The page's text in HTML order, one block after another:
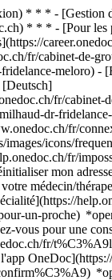
* * * - [Gestion
* * * - [Pour les
fr/cabinet-de-
meloro) -
fr/cabinet-
dr-
fr/
icons/
fr/
mon
médecin/
un-proche)
vous pour une
fr/
cheseaux-sur-lausanne)[Pédiatre à Noville](https://www.onedoc.ch/fr/pediatre/noville)[Pédiatre à Payerne](https://www.onedoc.ch/fr/pediatre/payerne)[Pédiatre à Rolle](https://www.onedoc.ch/fr/pediatre/rolle)[Pédiatre à Yverdon-les-Bains](https://www.onedoc.ch/fr/pediatre/yverdon-les-bains)[Pédiatre à Martigny](https://www.onedoc.ch/fr/pediatre/martigny) *keyboard\_arrow\_right* ## Recherches fréquentes [Cabinet de groupe à Lausanne](https://www.onedoc.ch/fr/cabinet-de-groupe/lausanne)[Cabinet de groupe à Nyon](https://www.onedoc.ch/fr/cabinet-de-groupe/nyon)[Cabinet de groupe à Yverdon-les-Bains](https://www.onedoc.ch/fr/cabinet-de-groupe/yverdon-les-bains)[Cabinet de groupe à Vevey](https://www.onedoc.ch/fr/cabinet-de-groupe/vevey)[Cabinet de groupe à Morges](https://www.onedoc.ch/fr/cabinet-de-groupe/morges)[Cabinet de groupe à Pully](https://www.onedoc.ch/fr/cabinet-de-groupe/pully)[Cabinet de groupe à Renens](https://www.onedoc.ch/fr/cabinet-de-groupe/renens)[Cabinet de groupe à Aigle](https://www.onedoc.ch/fr/